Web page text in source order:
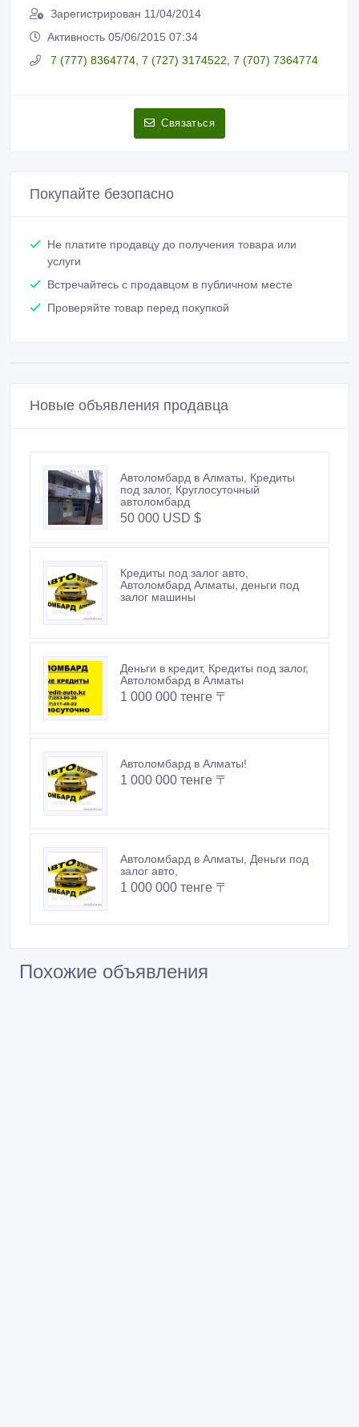
Зарегистрирован 11/04/2014
Активность 05/06/2015 07:34
7 (777) 8364774, 7 (727) 3174522, 7 (707) 7364774
Связаться
Покупайте безопасно
Не платите продавцу до получения товара или
услуги
Встречайтесь с продавцом в публичном месте
Проверяйте товар перед покупкой
Новые объявления продавца
Автоломбард в Алматы, Кредиты
под залог, Круглосуточный
автоломбард
50 000 USD $
Кредиты под залог авто,
Автоломбард Алматы, деньги под
залог машины
Деньги в кредит, Кредиты под залог,
Автоломбард в Алматы
1 000 000 тенге 〒
Автоломбард в Алматы!
1 000 000 тенге 〒
Автоломбард в Алматы, Деньги под
залог авто,
1 000 000 тенге 〒
Похожие объявления